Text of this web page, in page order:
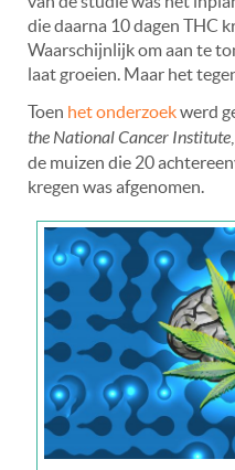
die daarna 10 dagen THC
Waarschijnlijk om aan te
laat groeien. Maar het
Toen het onderzoekwerd
the National Cancer Institute
de muizen die 20
kregen was afgenomen.